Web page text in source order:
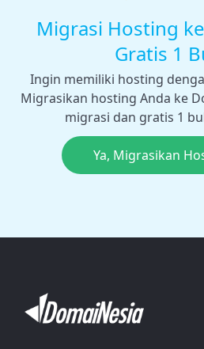
Migrasi Hosting
Gratis 1
Ingin memiliki hosting
Migrasikan hosting Anda ke
migrasi dan gratis 1
Ya, Migrasikan